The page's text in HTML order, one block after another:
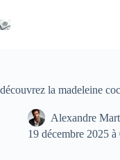
au
contenu
découvrez la madeleine
Alexandre
19 décembre 2025 à